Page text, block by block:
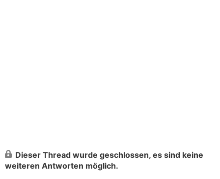
Dieser Thread wurde geschlossen, es sind keine
weiteren Antworten möglich.